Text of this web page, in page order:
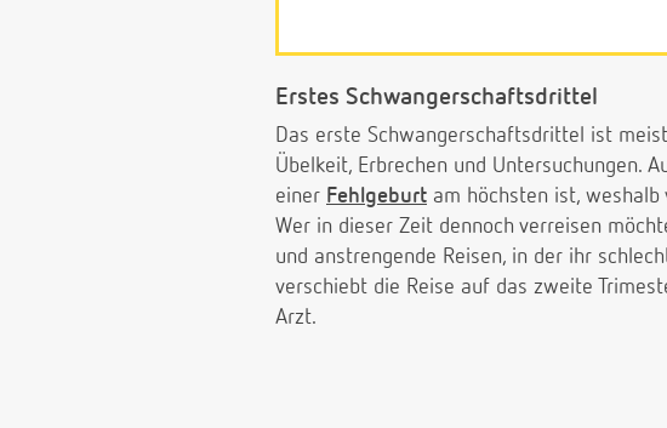
Erstes Schwangerschaftsdrittel
Das erste Schwangerschaftsdrittel ist
Übelkeit, Erbrechen und Untersuchungen.
einer Fehlgeburt am höchsten ist, weshalb
Wer in dieser Zeit dennoch verreisen
und anstrengende Reisen, in der ihr
verschiebt die Reise auf das zweite
Arzt.